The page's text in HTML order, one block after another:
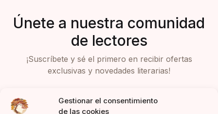
Gestionar el consentimiento
de las cookies
Únete a nuestra comunidad
de lectores
¡Suscríbete y sé el primero en recibir ofertas
exclusivas y novedades literarias!